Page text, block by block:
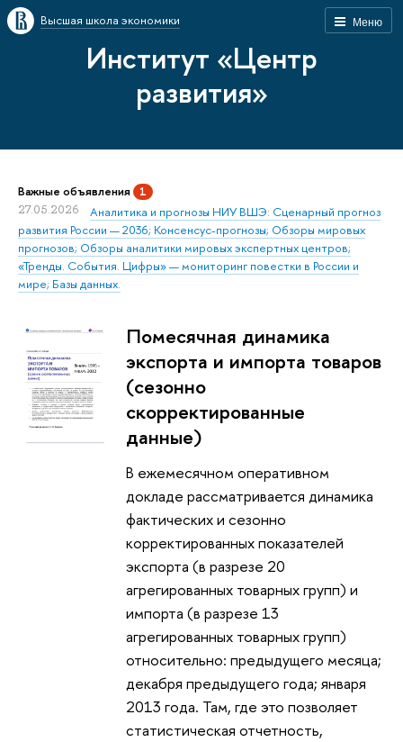
Меню
Высшая школа экономики
Институт «Центр
развития»
Важные объявления 1
27.05.2026
Аналитика и прогнозы НИУ ВШЭ: Сценарный прогноз
развития России — 2036; Консенсус-прогнозы; Обзоры мировых
прогнозов; Обзоры аналитики мировых экспертных центров;
«Тренды. События. Цифры» — мониторинг повестки в России и
мире; Базы данных.
Помесячная динамика
экспорта и импорта товаров
(сезонно
скорректированные
данные)
В ежемесячном оперативном
докладе рассматривается динамика
фактических и сезонно
корректированных показателей
экспорта (в разрезе 20
агрегированных товарных групп) и
импорта (в разрезе 13
агрегированных товарных групп)
относительно: предыдущего месяца;
декабря предыдущего года; января
2013 года. Там, где это позволяет
статистическая отчетность,